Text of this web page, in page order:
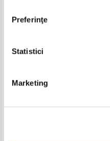
Preferinţe
Statistici
MarketingPublius Ovidius Naso -